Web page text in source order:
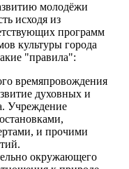
молодёжи
исходя из
программ
культуры города
"правила":
времяпровождения
духовных и
Учреждение
и прочими
окружающего